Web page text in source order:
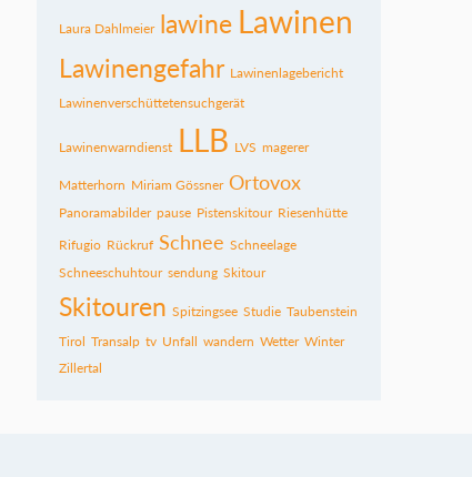
Laura Dahlmeier lawine Lawinen
Lawinengefahr Lawinenlagebericht
Lawinenverschüttetensuchgerät
Lawinenwarndienst LLB LVS magerer
Matterhorn Miriam Gössner Ortovox
Panoramabilder pause Pistenskitour Riesenhütte
Rifugio Rückruf Schnee Schneelage
Schneeschuhtour sendung Skitour
Skitouren Spitzingsee Studie Taubenstein
Tirol Transalp tv Unfall wandern Wetter Winter
Zillertal